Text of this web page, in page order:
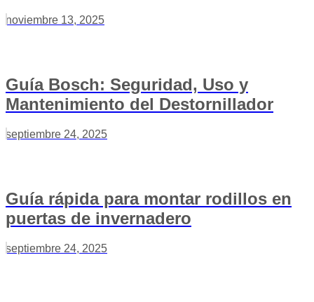
noviembre 13, 2025
Guía Bosch: Seguridad, Uso y
Mantenimiento del Destornillador
septiembre 24, 2025
Guía rápida para montar rodillos en
puertas de invernadero
septiembre 24, 2025